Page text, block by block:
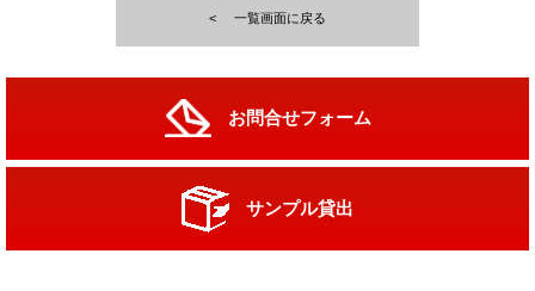
一覧画面に戻る
お問合せフォーム
サンプル貸出